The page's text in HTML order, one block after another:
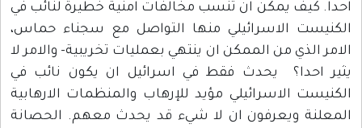
احدا. كيف يمكن ان تنسب مخالفات امنية خطيرة لنائب في
الكنيست الاسرائيلي منها التواصل مع سجناء حماس،
الامر الذي من الممكن ان ينتهي بعمليات تخريبية- والامر لا
يثير احدا؟ يحدث فقط في اسرائيل ان يكون نائب في
الكنيست الاسرائيلي مؤيد للإرهاب والمنظمات الارهابية
المعلنة ويعرفون ان لا شيء قد يحدث معهم. الحصانة